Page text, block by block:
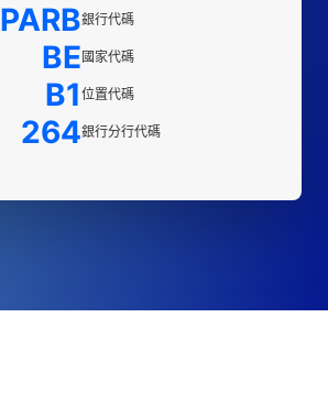
PARB銀行代碼
BE國家代碼
B1 位置代碼
264銀行分行代碼